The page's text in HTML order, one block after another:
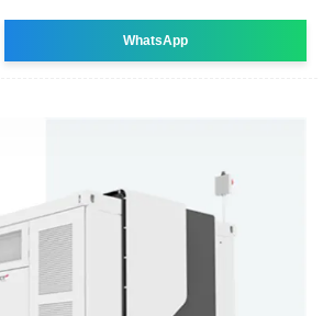
WhatsApp